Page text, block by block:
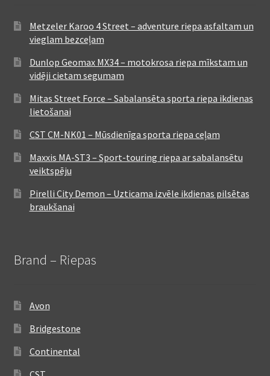
Metzeler Karoo 4 Street – adventure riepa asfaltam un
vieglam bezceļam
Dunlop Geomax MX34 – motokrosa riepa mīkstam un
vidēji cietam segumam
Mitas Street Force – Sabalansēta sporta riepa ikdienas
lietošanai
CST CM-NK01 – Mūsdienīga sporta riepa ceļam
Maxxis MA-ST3 – Sport-touring riepa ar sabalansētu
veiktspēju
Pirelli City Demon – Uzticama izvēle ikdienas pilsētas
braukšanai
Brand – Riepas
Avon
Bridgestone
Continental